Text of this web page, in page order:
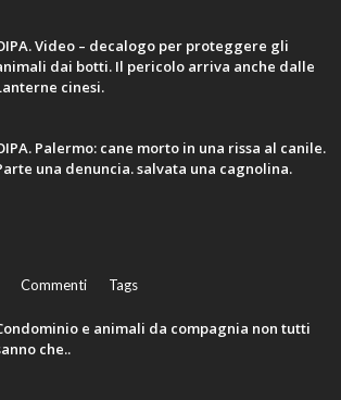
Video – decalogo per proteggere gli
dai botti. Il pericolo arriva anche dalle
cinesi.
Palermo: cane morto in una rissa al canile.
una denuncia. salvata una cagnolina.
Commenti Tags
e animali da compagnia non tutti
che..